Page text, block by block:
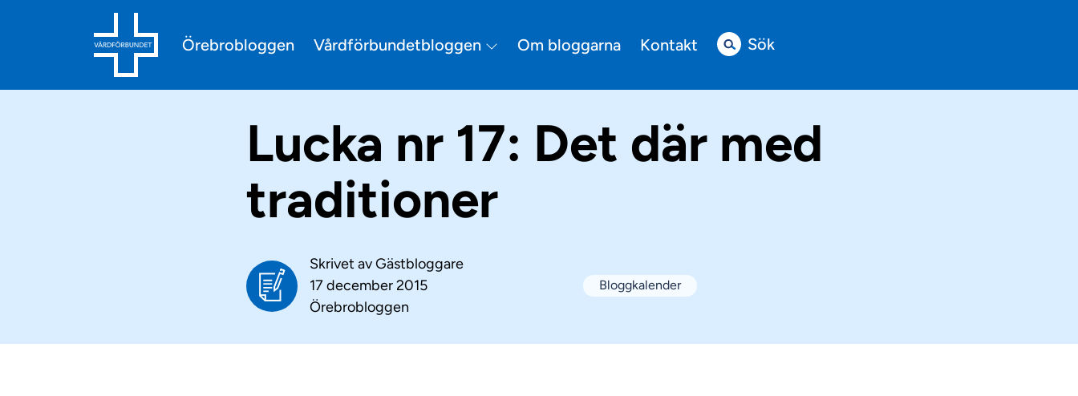
Örebrobloggen Vårdförbundetbloggen Om bloggarna Kontakt Sök
Lucka nr 17: Det där med
traditioner
Skrivet avGästbloggare
17 december 2015
Örebrobloggen
Bloggkalender